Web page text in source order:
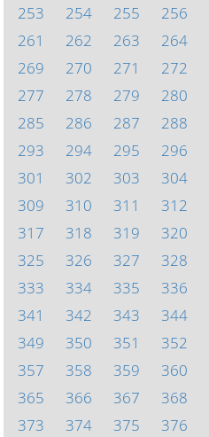
253
254 255 256
261
262 263 264
269
270 271 272
277
278 279 280
285
286 287 288
293
294 295 296
301
302 303 304
309
310 311 312
317
318 319 320
325
326 327 328
333
334 335 336
341
342 343 344
349
350 351 352
357
358 359 360
365
366 367 368
373
374 375 376